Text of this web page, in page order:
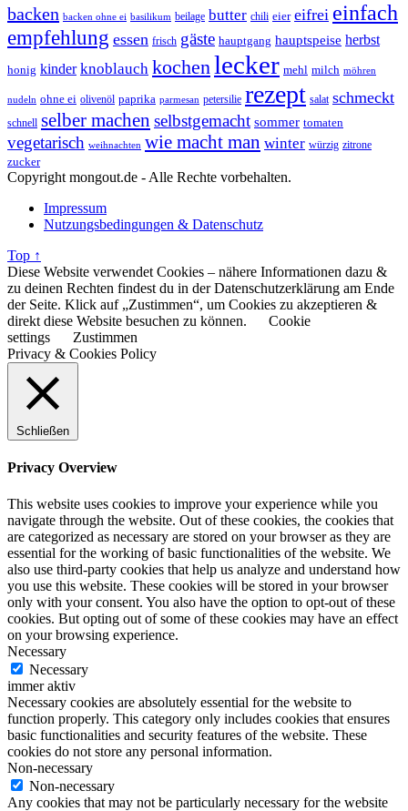
backen backen ohne ei basilikum beilage butter chili eier eifrei einfach
empfehlung essen frisch gäste hauptgang hauptspeise herbst
honig kinder knoblauch kochenlecker mehl milch möhren
nudeln ohne ei olivenöl paprika parmesan petersilie rezept salat schmeckt
schnell selber machen selbstgemacht sommer tomaten
vegetarisch weihnachten wie macht man winter würzig zitrone
zucker
Copyright mongout.de - Alle Rechte vorbehalten.
Impressum
Nutzungsbedingungen & Datenschutz
Top ↑
Diese Website verwendet Cookies – nähere Informationen dazu &
zu deinen Rechten findest du in der Datenschutzerklärung am Ende
der Seite. Klick auf „Zustimmen“, um Cookies zu akzeptieren &
direkt diese Website besuchen zu können.
Cookie
settings
Zustimmen
Privacy & Cookies Policy
Schließen
Privacy Overview
This website uses cookies to improve your experience while you
navigate through the website. Out of these cookies, the cookies that
are categorized as necessary are stored on your browser as they are
essential for the working of basic functionalities of the website. We
also use third-party cookies that help us analyze and understand how
you use this website. These cookies will be stored in your browser
only with your consent. You also have the option to opt-out of these
cookies. But opting out of some of these cookies may have an effect
on your browsing experience.
Necessary
Necessary
immer aktiv
Necessary cookies are absolutely essential for the website to
function properly. This category only includes cookies that ensures
basic functionalities and security features of the website. These
cookies do not store any personal information.
Non-necessary
Non-necessary
Any cookies that may not be particularly necessary for the website